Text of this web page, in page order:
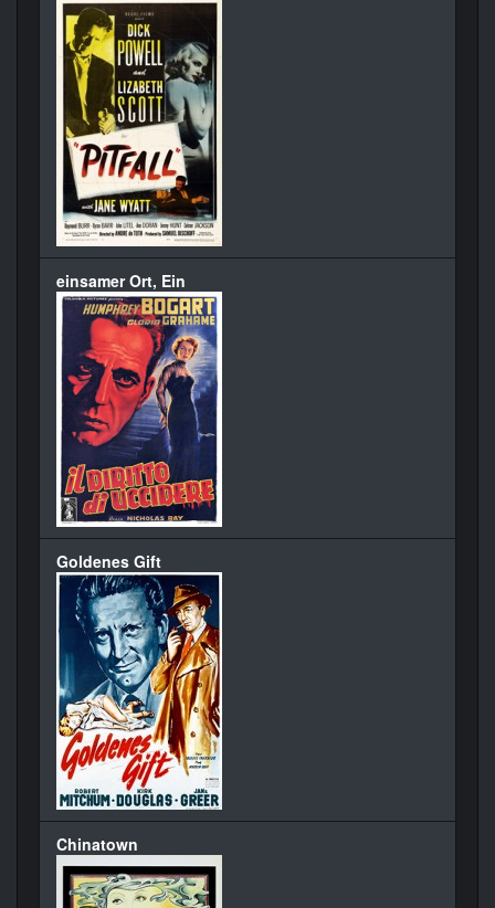
einsamer Ort, Ein
Goldenes Gift
Chinatown